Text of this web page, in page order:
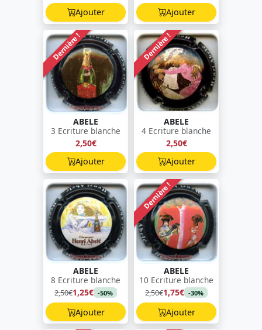
Ajouter
Ajouter
Dernière !
ABELE
3 Ecriture blanche
2,50€
Ajouter
Dernière !
ABELE
4 Ecriture blanche
2,50€
Ajouter
ABELE
8 Ecriture blanche
2,50€1,25€ -50%
Ajouter
Dernière !
ABELE
10 Ecriture blanche
2,50€1,75€ -30%
Ajouter